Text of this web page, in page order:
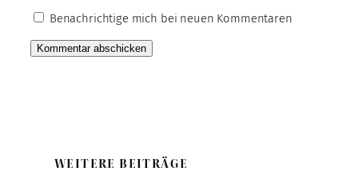
Benachrichtige mich bei neuen Kommentaren
WEITERE BEITRÄGE